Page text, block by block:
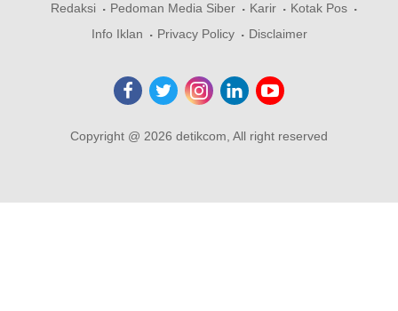
Redaksi Pedoman Media Siber Karir
Kotak Pos
Info Iklan
Privacy Policy Disclaimer
Copyright @ 2026 detikcom, All right reserved